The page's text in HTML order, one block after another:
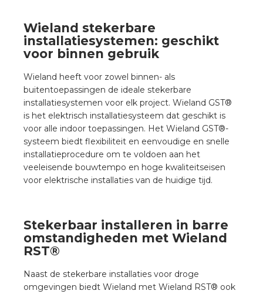
Wieland stekerbare
installatiesystemen: geschikt
voor binnen gebruik
Wieland heeft voor zowel binnen- als
buitentoepassingen de ideale stekerbare
installatiesystemen voor elk project. Wieland GST®
is het elektrisch installatiesysteem dat geschikt is
voor alle indoor toepassingen. Het Wieland GST®-
systeem biedt flexibiliteit en eenvoudige en snelle
installatieprocedure om te voldoen aan het
veeleisende bouwtempo en hoge kwaliteitseisen
voor elektrische installaties van de huidige tijd.
Stekerbaar installeren in barre
omstandigheden met Wieland
RST®
Naast de stekerbare installaties voor droge
omgevingen biedt Wieland met Wieland RST® ook